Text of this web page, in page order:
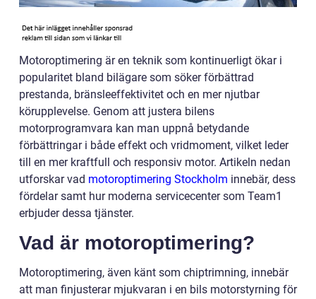
Motoroptimering är en teknik som kontinuerligt ökar i
popularitet bland bilägare som söker förbättrad
prestanda, bränsleeffektivitet och en mer njutbar
körupplevelse. Genom att justera bilens
motorprogramvara kan man uppnå betydande
förbättringar i både effekt och vridmoment, vilket leder
till en mer kraftfull och responsiv motor. Artikeln nedan
utforskar vad motoroptimering Stockholm innebär, dess
fördelar samt hur moderna servicecenter som Team1
erbjuder dessa tjänster.
Vad är motoroptimering?
Motoroptimering, även känt som chiptrimning, innebär
att man finjusterar mjukvaran i en bils motorstyrning för